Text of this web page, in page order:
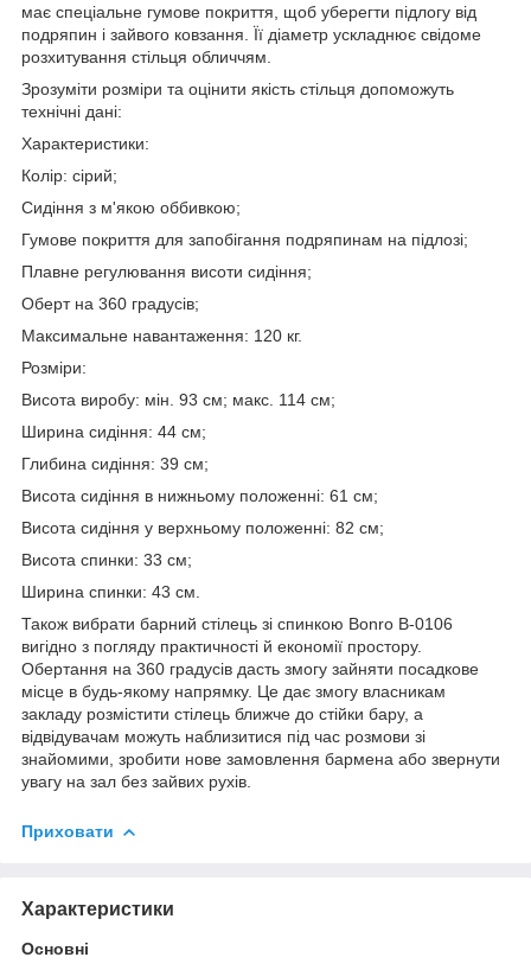
має спеціальне гумове покриття, щоб уберегти підлогу від
подряпин і зайвого ковзання. Її діаметр ускладнює свідоме
розхитування стільця обличчям.
Зрозуміти розміри та оцінити якість стільця допоможуть
технічні дані:
Характеристики:
Колір: сірий;
Сидіння з м'якою оббивкою;
Гумове покриття для запобігання подряпинам на підлозі;
Плавне регулювання висоти сидіння;
Оберт на 360 градусів;
Максимальне навантаження: 120 кг.
Розміри:
Висота виробу: мін. 93 см; макс. 114 см;
Ширина сидіння: 44 см;
Глибина сидіння: 39 см;
Висота сидіння в нижньому положенні: 61 см;
Висота сидіння у верхньому положенні: 82 см;
Висота спинки: 33 см;
Ширина спинки: 43 см.
Також вибрати барний стілець зі спинкою Bonro B-0106
вигідно з погляду практичності й економії простору.
Обертання на 360 градусів дасть змогу зайняти посадкове
місце в будь-якому напрямку. Це дає змогу власникам
закладу розмістити стілець ближче до стійки бару, а
відвідувачам можуть наблизитися під час розмови зі
знайомими, зробити нове замовлення бармена або звернути
увагу на зал без зайвих рухів.
Приховати
Характеристики
Основні